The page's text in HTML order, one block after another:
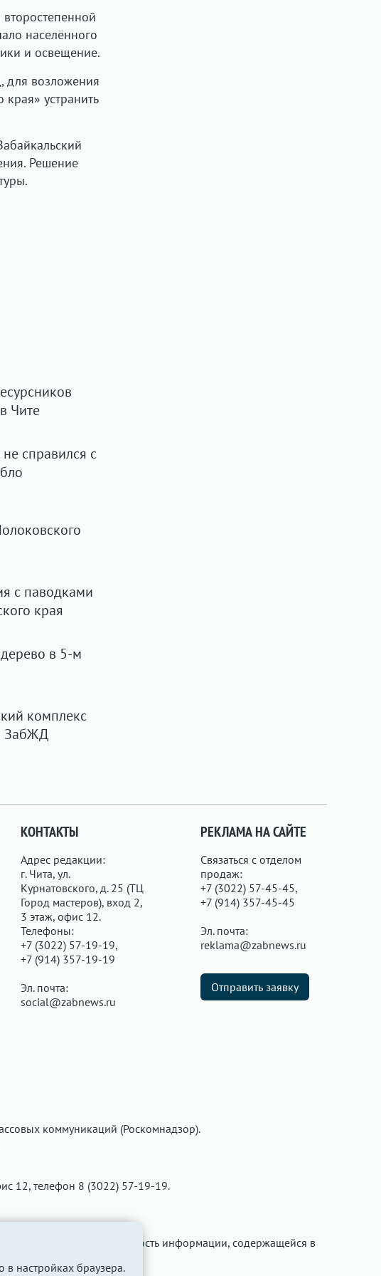
в настройках браузера.
населённого
и освещение.
для возложения
устранить
Решение
Чите
справился с
с паводками
края
в 5-м
комплекс
ЗабЖД
КОНТАКТЫ
Адрес редакции:
г. Чита, ул.
Курнатовского, д. 25 (ТЦ
Город мастеров), вход 2,
3 этаж, офис 12.
Телефоны:
+7 (3022) 57-19-19,
+7 (914) 357-19-19
Эл. почта:
social@zabnews.ru
РЕКЛАМА НА САЙТЕ
Связаться с отделом
продаж:
+7 (3022) 57-45-45,
+7 (914) 357-45-45
Эл. почта:
reklama@zabnews.ru
Отправить заявку
коммуникаций (Роскомнадзор).
12, телефон 8 (3022) 57-19-19.
за достоверность информации, содержащейся в